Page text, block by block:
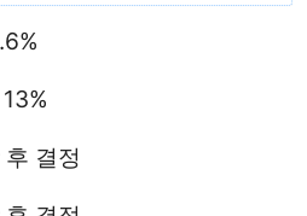
결정